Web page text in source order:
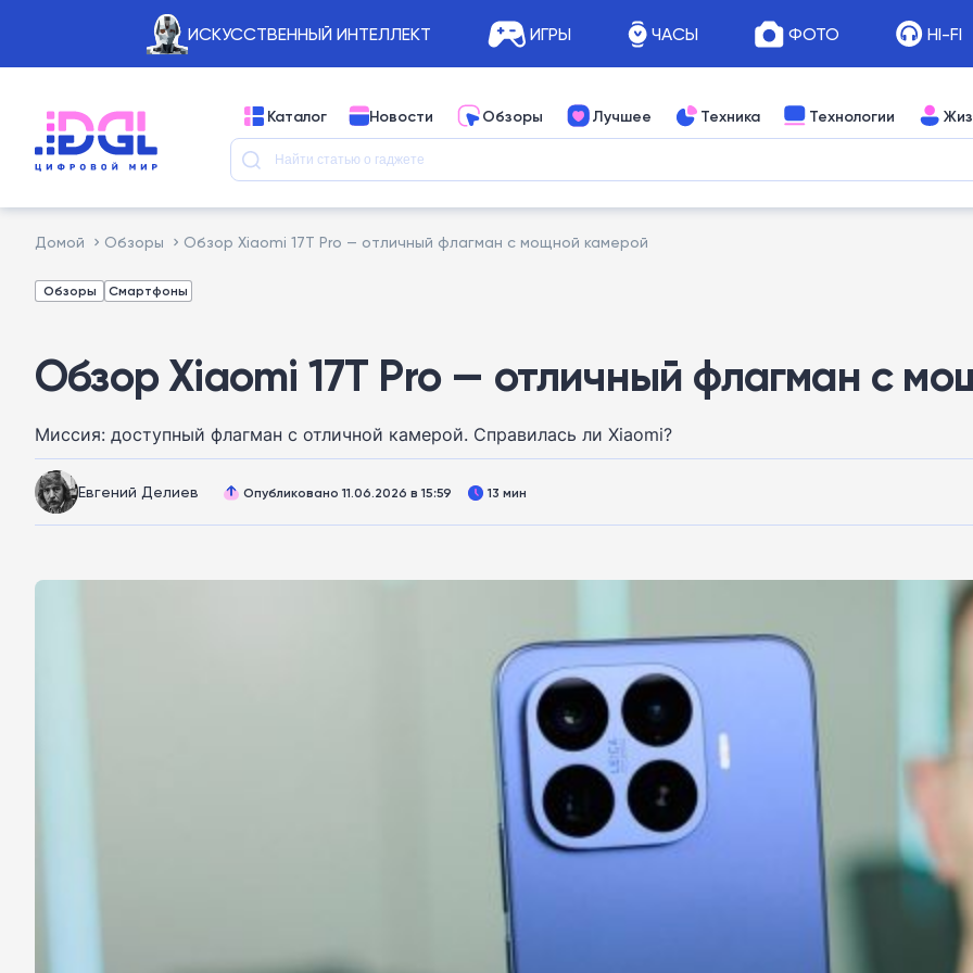
ИСКУССТВЕННЫЙ ИНТЕЛЛЕКТ ИГРЫ ЧАСЫ ФОТО HI-FI
Каталог Новости Обзоры Лучшее Техника Технологии
Домой Обзоры Обзор Xiaomi 17T Pro — отличный флагман с мощной камерой
Обзоры Смартфоны
Обзор Xiaomi 17T Pro — отличный флагман с
Миссия: доступный флагман с отличной камерой. Справилась ли Xiaomi?
Евгений Делиев Опубликовано 11.06.2026 в 15:59 13 мин